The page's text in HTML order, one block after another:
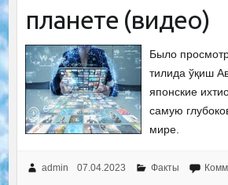
планете (видео)
Было
тилида ўқиш
японские
самую
мире.
admin 07.04.2023 Факты